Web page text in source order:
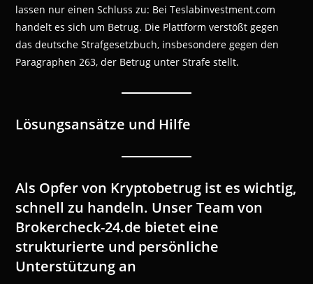
lassen nur einen Schluss zu: Bei Teslabinvestment.com
handelt es sich um Betrug. Die Plattform verstößt gegen
das deutsche Strafgesetzbuch, insbesondere gegen den
Paragraphen 263, der Betrug unter Strafe stellt.
Lösungsansätze und Hilfe
Als Opfer von Kryptobetrug ist es wichtig,
schnell zu handeln. Unser Team von
Brokercheck-24.de bietet eine
strukturierte und persönliche
Unterstützung an